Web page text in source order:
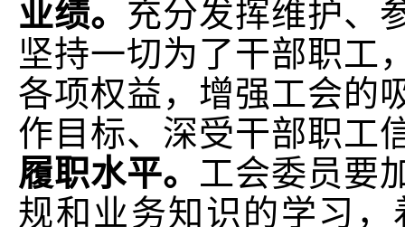
业绩。 充分发挥维护、
坚持一切为了干部职工
各项权益，增强工会的
作目标、深受干部职工
履职水平。 工会委员要
规和业务知识的学习